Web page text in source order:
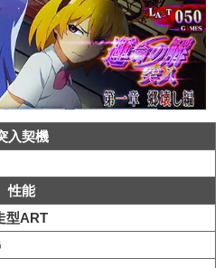
入契機
性能
型ART